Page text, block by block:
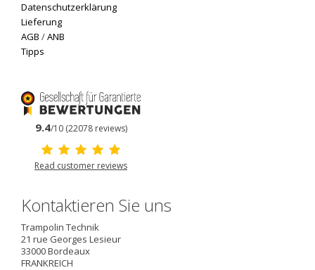
Datenschutzerklärung
Lieferung
AGB /ANB
Tipps
9.4/10 (22078 reviews)
Read customer reviews
Kontaktieren Sie uns
Trampolin Technik
21 rue Georges Lesieur
33000Bordeaux
FRANKREICH